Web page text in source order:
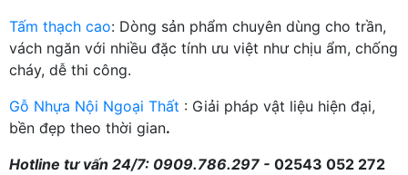
Tấm thạch cao: Dòng sản phẩm chuyên dùng cho trần,
vách ngăn với nhiều đặc tính ưu việt như chịu ẩm, chống
cháy, dễ thi công.
Gỗ Nhựa Nội Ngoại Thất : Giải pháp vật liệu hiện đại,
bền đẹp theo thời gian.
Hotline tư vấn 24/7: 0909.786.297 - 02543 052 272